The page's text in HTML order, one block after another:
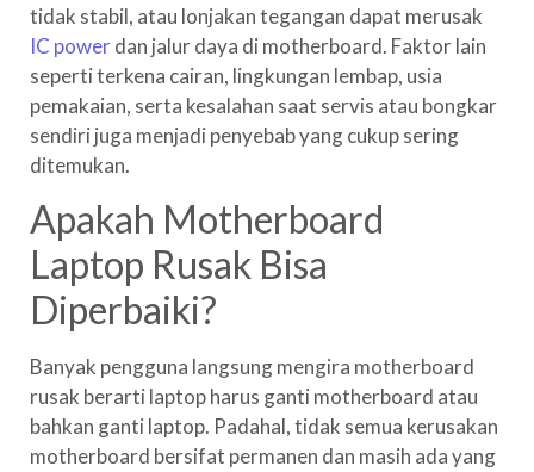
tidak stabil, atau lonjakan tegangan dapat merusak
IC powerdan jalur daya di motherboard. Faktor lain
seperti terkena cairan, lingkungan lembap, usia
pemakaian, serta kesalahan saat servis atau bongkar
sendiri juga menjadi penyebab yang cukup sering
ditemukan.
Apakah Motherboard
Laptop Rusak Bisa
Diperbaiki?
Banyak pengguna langsung mengira motherboard
rusak berarti laptop harus ganti motherboard atau
bahkan ganti laptop. Padahal, tidak semua kerusakan
motherboard bersifat permanen dan masih ada yang